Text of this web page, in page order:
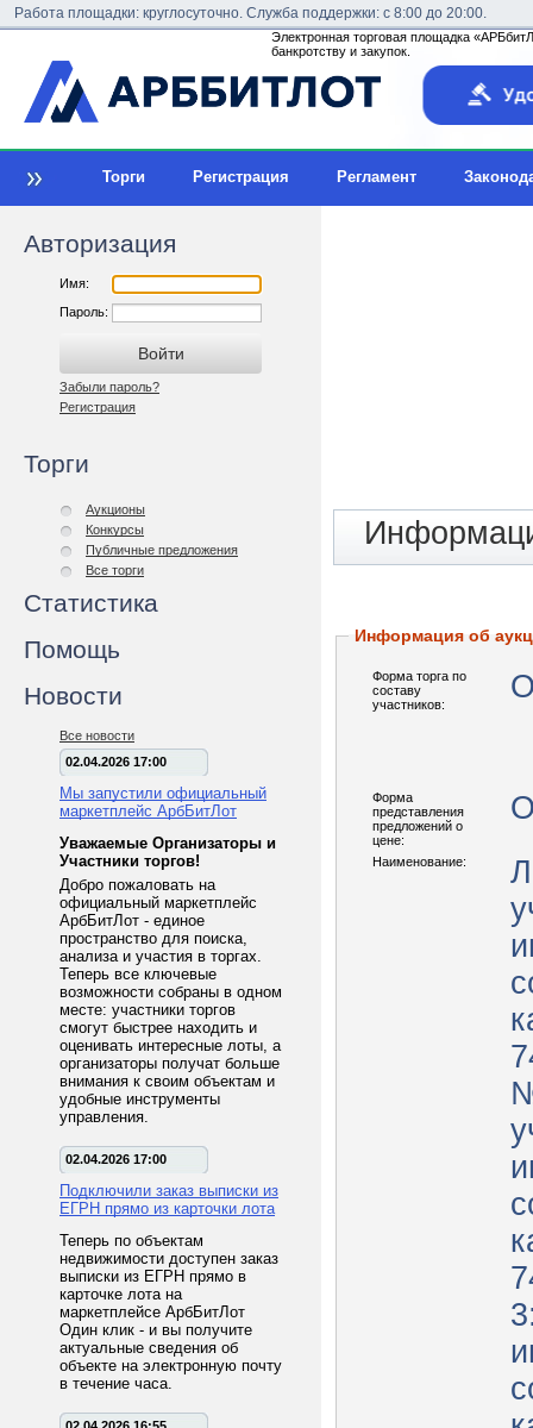
Работа площадки: круглосуточно. Служба поддержки: с 8:00 до 20:00.
Электронная торговая площадка
банкротству и закупок.
Торги Регистрация Регламент
Авторизация
Имя:
Пароль:
Забыли пароль?
Регистрация
Торги
Аукционы
Конкурсы
Публичные предложения
Все торги
Статистика
Помощь
Новости
Все новости
02.04.2026 17:00
Мы запустили официальный
маркетплейс АрбБитЛот
Уважаемые Организаторы и
Участники торгов!
Добро пожаловать на
официальный маркетплейс
АрбБитЛот - единое
пространство для поиска,
анализа и участия в торгах.
Теперь все ключевые
возможности собраны в одном
месте: участники торгов
смогут быстрее находить и
оценивать интересные лоты, а
организаторы получат больше
внимания к своим объектам и
удобные инструменты
управления.
02.04.2026 17:00
Подключили заказ выписки из
ЕГРН прямо из карточки лота
Теперь по объектам
недвижимости доступен заказ
выписки из ЕГРН прямо в
карточке лота на
маркетплейсе АрбБитЛот
Один клик - и вы получите
актуальные сведения об
объекте на электронную почту
в течение часа.
Информация об
Форма торга по
составу
участников:
Форма
представления
предложений о
цене:
Наименование: